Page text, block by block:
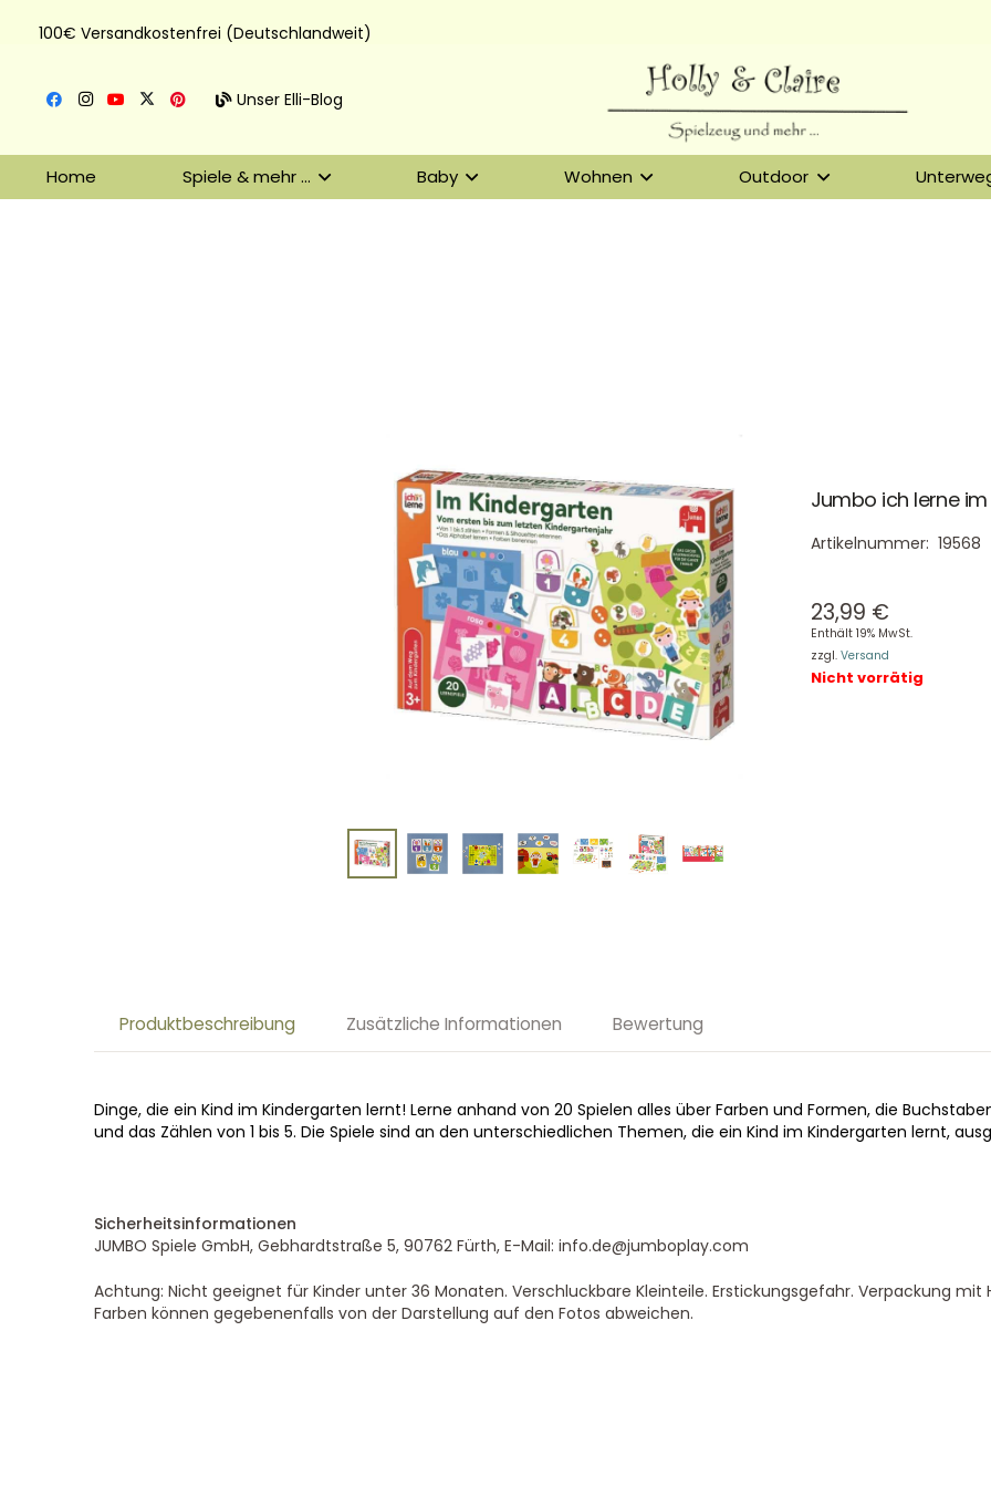
100€ Versandkostenfrei (Deutschlandweit)
Unser Elli-Blog
Home Spiele & mehr … Baby Wohnen Outdoor
Jumbo ich lerne
Artikelnummer: 19568
23,99 €
Enthält 19% MwSt.
zzgl. Versand
Nicht vorrätig
Produktbeschreibung Zusätzliche Informationen Bewertung
Dinge, die ein Kind im Kindergarten lernt! Lerne anhand von 20 Spielen alles über Farben und Formen, die
und das Zählen von 1 bis 5. Die Spiele sind an den unterschiedlichen Themen, die ein Kind im Kindergarten lernt,
Sicherheitsinformationen
JUMBO Spiele GmbH, Gebhardtstraße 5, 90762 Fürth, E-Mail: info.de@jumboplay.com
Achtung: Nicht geeignet für Kinder unter 36 Monaten. Verschluckbare Kleinteile. Erstickungsgefahr. Verpackung
Farben können gegebenenfalls von der Darstellung auf den Fotos abweichen.